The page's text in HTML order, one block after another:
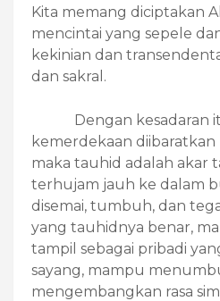
Kita memang diciptakan
mencintai yang sepele
kekinian dan
dan sakral.
Dengan kesadaran
kemerdekaan
maka tauhid adalah akar
terhujam jauh ke dalam
disemai, tumbuh, dan
yang tauhidnya benar,
tampil sebagai pribadi
sayang, mampu
mengembangkan rasa